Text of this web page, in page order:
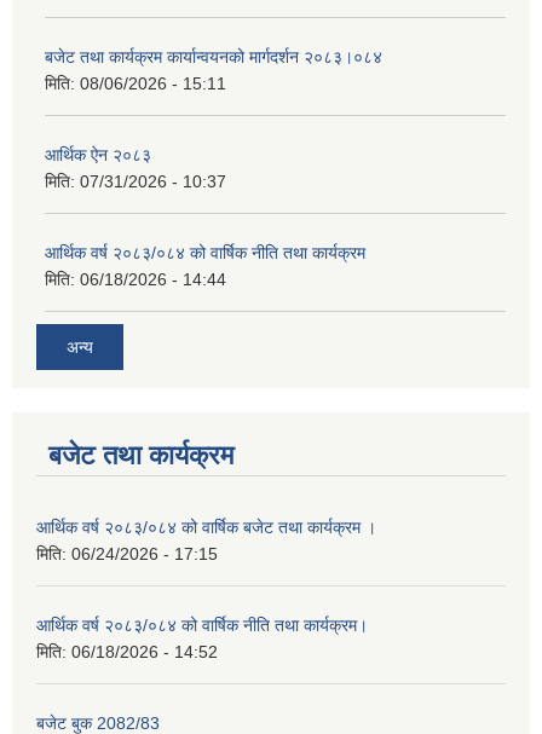
बजेट तथा कार्यक्रम कार्यान्वयनको मार्गदर्शन २०८३।०८४
मिति: 08/06/2026 - 15:11
आर्थिक ऐन २०८३
मिति: 07/31/2026 - 10:37
आर्थिक वर्ष २०८३/०८४ को वार्षिक नीति तथा कार्यक्रम
मिति: 06/18/2026 - 14:44
अन्य
बजेट तथा कार्यक्रम
आर्थिक वर्ष २०८३/०८४ को वार्षिक बजेट तथा कार्यक्रम ।
मिति: 06/24/2026 - 17:15
आर्थिक वर्ष २०८३/०८४ को वार्षिक नीति तथा कार्यक्रम।
मिति: 06/18/2026 - 14:52
बजेट बुक 2082/83